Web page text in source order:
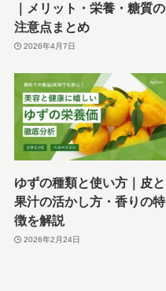
｜メリット・栄養・糖質の
注意点まとめ
2026年4月7日
ゆずの種類と使い方｜皮と
果汁の活かし方・香りの特
徴を解説
2026年2月24日